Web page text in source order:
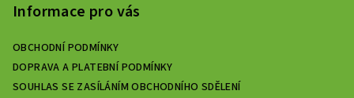
Informace pro vás
OBCHODNÍ PODMÍNKY
DOPRAVA A PLATEBNÍ PODMÍNKY
SOUHLAS SE ZASÍLÁNÍM OBCHODNÍHO SDĚLENÍ